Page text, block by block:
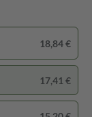
18,84 €
17,41 €